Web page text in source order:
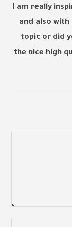
I am really
and also
topic or did
the nice high